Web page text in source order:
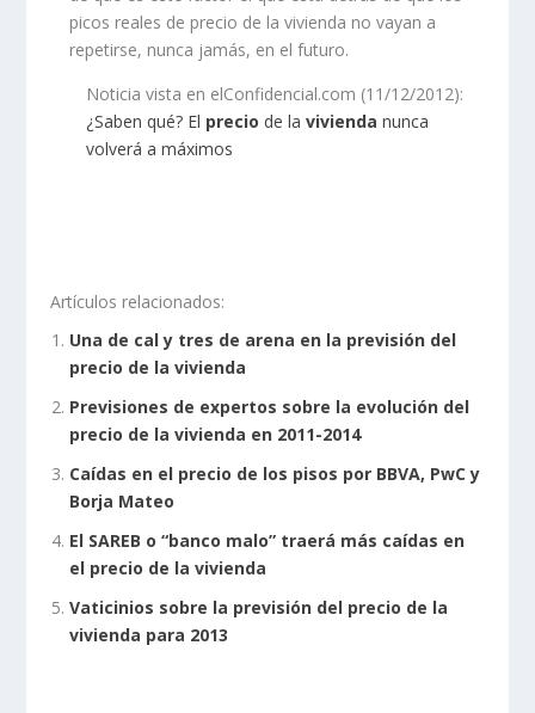
picos reales de precio de la vivienda no vayan a
repetirse, nunca jamás, en el futuro.
Noticia vista en elConfidencial.com (11/12/2012):
¿Saben qué? El precio de lavivienda nunca
volverá a máximos
Artículos relacionados:
Una de cal y tres de arena en la previsión del
precio de la vivienda
Previsiones de expertos sobre la evolución del
precio de la vivienda en 2011-2014
Caídas en el precio de los pisos por BBVA, PwC y
Borja Mateo
El SAREB o “banco malo” traerá más caídas en
el precio de la vivienda
Vaticinios sobre la previsión del precio de la
vivienda para 2013